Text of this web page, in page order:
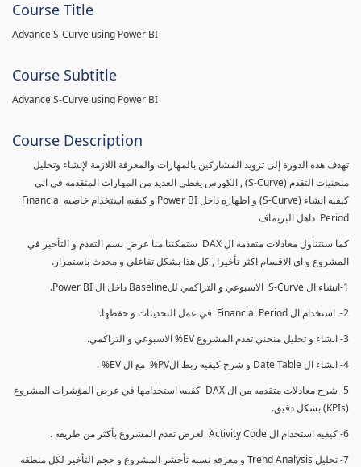
Course Title
Advance S-Curve using Power BI
Course Subtitle
Advance S-Curve using Power BI
Course Description
تهدف هذه الدورة إلى تزويد المشاركين بالمهارات والمعرفة اللازمة لإنشاء وتحليل
منحنيات التقدم (S-Curve) , الكورس يغطي العديد من المهارات المتقدمه في اني
كيفيه انشاء (S-Curve) و اظهاره داخل Power BI و كيفيه استخدام خاصيه Financial
Period داهل البريماف
كما سنتناول معادلات متقدمه ال DAX ستمكننا منا عرض نسم التقدم و التأخير في
المشروع و اي الاقسام اكثر تأخيرا , كل هذا بشكل تفاعلي و محدث باستمرار.
1-انشاء ال S-Curve الاسبوعي و التراكمي للBaseline داخل ال Power BI.
2- استخدام ال Financial Period في عمل التحديثات و حفظها.
3- انشاء و تحليل منحني تقدم المشروع EV% الاسبوعي و التراكمي.
4- انشاء ال Date Table و شرح كيفيه ربط الPV% مع ال EV% .
5- شرح معادلات متقدمه من ال DAX كفييه استخدامها في عرض المؤشرات المشروع
(KPIs) بشكل دقيق.
6- كيفيه استخدام ال Activity Code لعرض تقدم المشروع بأكثر من طريقه .
7- تحليل Trend Analysis و معرفه نسبه تأخشر المشروع و حجم التأخير لكل منطقه